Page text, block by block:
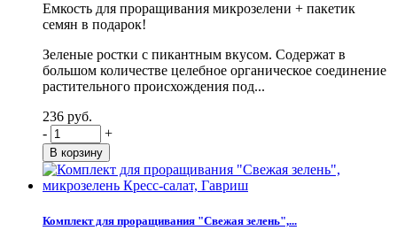
Емкость для проращивания микрозелени + пакетик
семян в подарок!
Зеленые ростки с пикантным вкусом. Содержат в
большом количестве целебное органическое соединение
растительного происхождения под...
236 руб.
-
+
Комплект для проращивания "Свежая зелень",...